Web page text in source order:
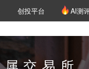
创投平台 AI测
属交易所